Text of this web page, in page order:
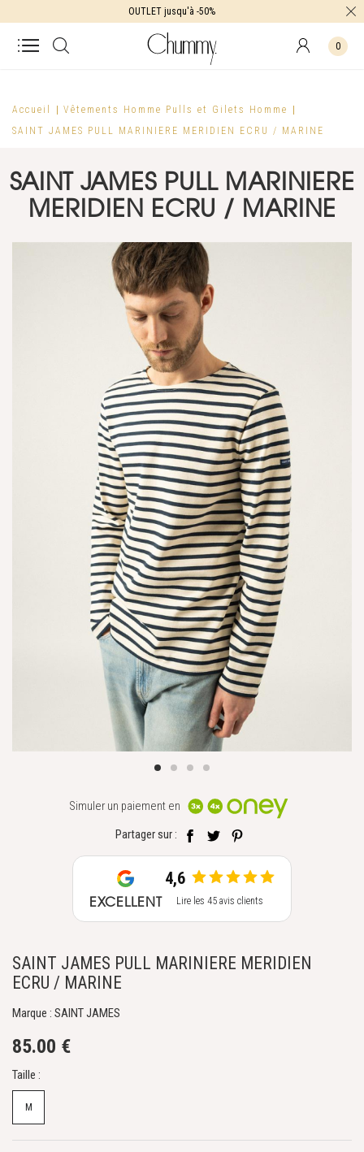
OUTLET jusqu'à -50%
0
Accueil Vêtements Homme Pulls et Gilets Homme
SAINT JAMES PULL MARINIERE MERIDIEN ECRU / MARINE
SAINT JAMES PULL MARINIERE
MERIDIEN ECRU / MARINE
Simuler un paiement en
Partager sur :
EXCELLENT
4,6
Lire les 45 avis clients
SAINT JAMES PULL MARINIERE MERIDIEN
ECRU / MARINE
Marque : SAINT JAMES
85.00 €
Taille :
M